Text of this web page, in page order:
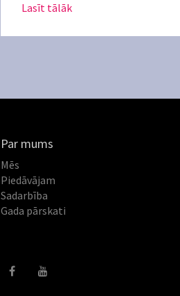
Lasīt tālāk
Par mums
Mēs
Piedāvājam
Sadarbība
Gada pārskati